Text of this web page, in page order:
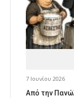
7 Ιουνίου 2026
Από την